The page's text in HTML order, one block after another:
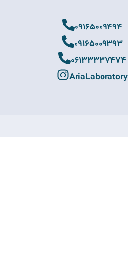
09165009494
09165009393
06133337474
AriaLaboratory